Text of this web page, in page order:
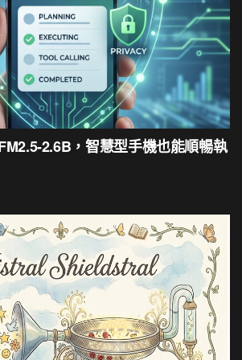
2.6B，智慧型手機也能順暢執